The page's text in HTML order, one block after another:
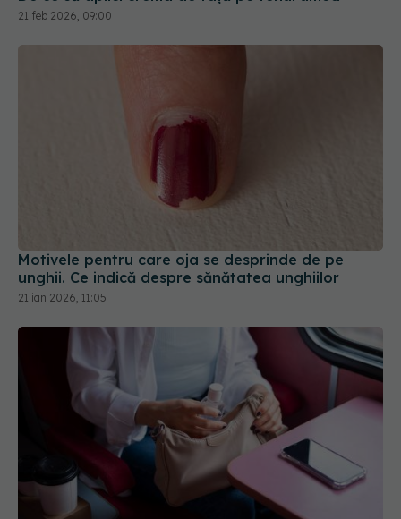
unghii. Ce indică despre sănătatea unghiilor
21 ian 2026, 11:05